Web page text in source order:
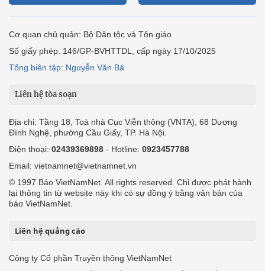
Cơ quan chủ quản: Bộ Dân tộc và Tôn giáo
Số giấy phép: 146/GP-BVHTTDL, cấp ngày 17/10/2025
Tổng biên tập: Nguyễn Văn Bá
Liên hệ tòa soạn
Địa chỉ: Tầng 18, Toà nhà Cục Viễn thông (VNTA), 68 Dương
Đình Nghệ, phường Cầu Giấy, TP. Hà Nội.
Điện thoại: 02439369898 - Hotline: 0923457788
Email: vietnamnet@vietnamnet.vn
© 1997 Báo VietNamNet. All rights reserved. Chỉ được phát hành
lại thông tin từ website này khi có sự đồng ý bằng văn bản của
báo VietNamNet.
Liên hệ quảng cáo
Công ty Cổ phần Truyền thông VietNamNet